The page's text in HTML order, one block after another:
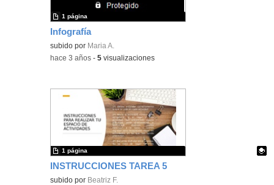
Infografía
subido por Maria A.
1 página
-hace 3 años -5 visualizaciones
INSTRUCCIONES TAREA 5
Contenido educativo.
subido por Beatriz F.
1 página